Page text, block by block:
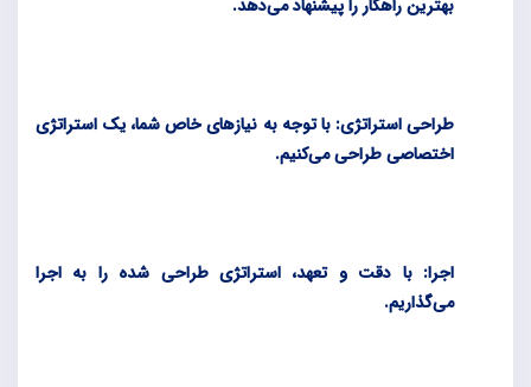
بهترین راهکار را پیشنهاد می‌دهد.
طراحی استراتژی: با توجه به نیازهای خاص شما، یک استراتژی
اختصاصی طراحی می‌کنیم.
اجرا: با دقت و تعهد، استراتژی طراحی شده را به اجرا
می‌گذاریم.